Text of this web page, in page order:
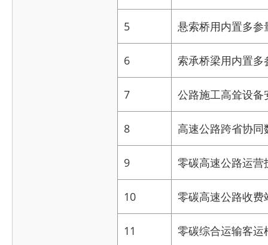
5 悬索桥用内置多
6 索承桥梁用内置
7 公路施工高耸设
8 高速公路跨省协
9 零碳高速公路运营
10 零碳高速公路收费
11 零碳综合运输客